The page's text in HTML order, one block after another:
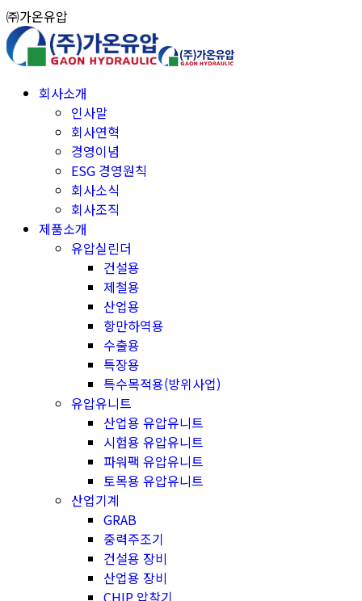
Skip
to
content
㈜가온유압
회사소개
인사말
회사연혁
경영이념
ESG 경영원칙
회사소식
회사조직
제품소개
유압실린더
건설용
제철용
산업용
항만하역용
수출용
특장용
특수목적용(방위사업)
유압유니트
산업용 유압유니트
시험용 유압유니트
파워팩 유압유니트
토목용 유압유니트
산업기계
GRAB
중력주조기
건설용 장비
산업용 장비
CHIP 압착기